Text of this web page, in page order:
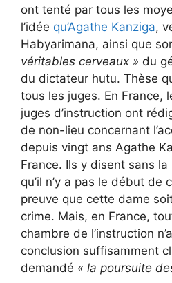
ont tenté par tous les
l’idée qu’Agathe Kanziga,
Habyarimana, ainsi que
véritables cerveaux » du
du dictateur hutu. Thèse
tous les juges. En France,
juges d’instruction ont
de non-lieu concernant
depuis vingt ans Agathe
France. Ils y disent sans
qu’il n’y a pas le début de
preuve que cette dame
crime. Mais, en France,
chambre de l’instruction
conclusion suffisamment
demandé « la poursuite